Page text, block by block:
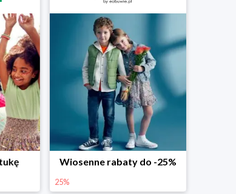
-25% Dodatkowe -25% na wiosenne nowości
25%